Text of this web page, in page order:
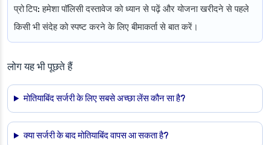
प्रो टिप: हमेशा पॉलिसी दस्तावेज को ध्यान से पढ़ें और योजना खरीदने से पहले
किसी भी संदेह को स्पष्ट करने के लिए बीमाकर्ता से बात करें।
लोग यह भी पूछते हैं
मोतियाबिंद सर्जरी के लिए सबसे अच्छा लेंस कौन सा है?
क्या सर्जरी के बाद मोतियाबिंद वापस आ सकता है?